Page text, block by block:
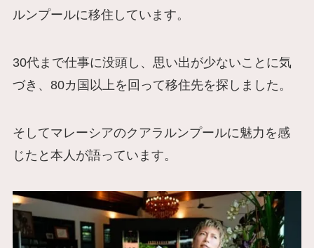
ルンプールに移住しています。
30代まで仕事に没頭し、思い出が少ないことに気
づき、80カ国以上を回って移住先を探しました。
そしてマレーシアのクアラルンプールに魅力を感
じたと本人が語っています。